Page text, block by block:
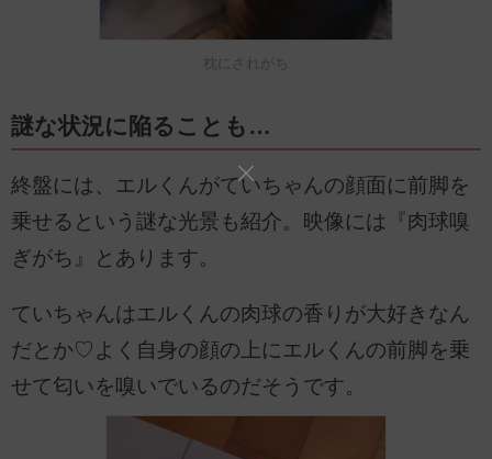
枕にされがち
謎な状況に陥ることも…
終盤には、エルくんがていちゃんの顔面に前脚を
乗せるという謎な光景も紹介。映像には『肉球嗅
ぎがち』とあります。
ていちゃんはエルくんの肉球の香りが大好きなん
だとか♡よく自身の顔の上にエルくんの前脚を乗
せて匂いを嗅いでいるのだそうです。